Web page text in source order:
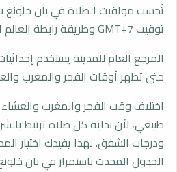
تُحسب مواقيت الصلاة في بان خلونغ
توقيت GMT+7 وطريقة رابطة العالم الإسلامي.
حتى تظهر أوقات الفجر والمغرب
اختلاف وقت الفجر والمغرب
طبيعي، لأن بداية كل صلاة ترتبط
ودرجات الشفق. لهذا يفيدك اختيار
الجدول المحدث باستمرار في بان